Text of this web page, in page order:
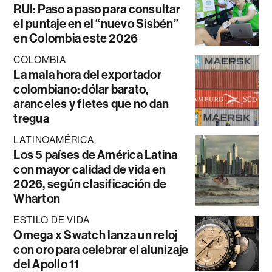
RUI: Paso a paso para consultar
el puntaje en el “nuevo Sisbén”
en Colombia este 2026
COLOMBIA
La mala hora del exportador
colombiano: dólar barato,
aranceles y fletes que no dan
tregua
LATINOAMÉRICA
Los 5 países de América Latina
con mayor calidad de vida en
2026, según clasificación de
Wharton
ESTILO DE VIDA
Omega x Swatch lanza un reloj
con oro para celebrar el alunizaje
del Apollo 11